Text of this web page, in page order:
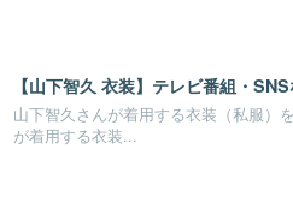
【山下智久 衣装】テレビ番組・
山下智久さんが着用する衣装（私服）
が着用する衣装...